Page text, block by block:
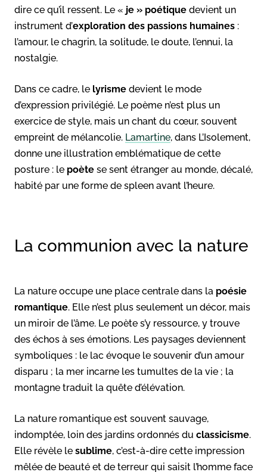
dire ce qu’il ressent. Le « je » poétique devient un
instrument d’exploration des passions humaines :
l’amour, le chagrin, la solitude, le doute, l’ennui, la
nostalgie.
Dans ce cadre, le lyrisme devient le mode
d’expression privilégié. Le poème n’est plus un
exercice de style, mais un chant du cœur, souvent
empreint de mélancolie. Lamartine, dans L’Isolement,
donne une illustration emblématique de cette
posture : le poète se sent étranger au monde, décalé,
habité par une forme de spleen avant l’heure.
La communion avec la nature
La nature occupe une place centrale dans la poésie
romantique. Elle n’est plus seulement un décor, mais
un miroir de l’âme. Le poète s’y ressource, y trouve
des échos à ses émotions. Les paysages deviennent
symboliques : le lac évoque le souvenir d’un amour
disparu ; la mer incarne les tumultes de la vie ; la
montagne traduit la quête d’élévation.
La nature romantique est souvent sauvage,
indomptée, loin des jardins ordonnés du classicisme.
Elle révèle le sublime, c’est-à-dire cette impression
mêlée de beauté et de terreur qui saisit l’homme face